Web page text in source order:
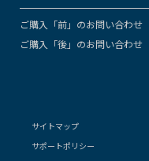
ご購入「前」のお問い合わせ
ご購入「後」のお問い合わせ
サイトマップ
サポートポリシー